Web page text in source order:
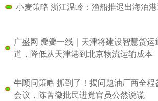
小麦策略 浙江温岭：渔船推迟出海泊
广盛网 瓣瓣一线｜天津将建设智慧货运
道，降低从天津港到北京物流运输成本
牛顾问策略 抓到了！揭问题油厂商全程
会议，陈菁徽批民进党官员公然说谎